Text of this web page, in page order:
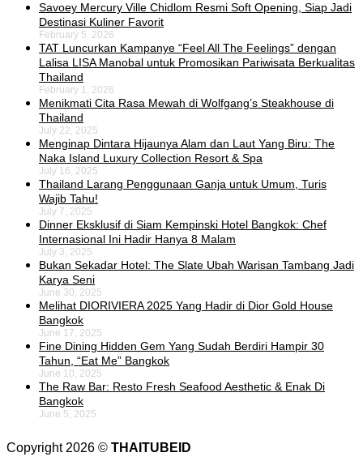
Savoey Mercury Ville Chidlom Resmi Soft Opening, Siap Jadi
Destinasi Kuliner Favorit
February 5, 2026
TAT Luncurkan Kampanye “Feel All The Feelings” dengan
Lalisa LISA Manobal untuk Promosikan Pariwisata Berkualitas
Thailand
February 1, 2026
Menikmati Cita Rasa Mewah di Wolfgang’s Steakhouse di
Thailand
July 22, 2025
Menginap Dintara Hijaunya Alam dan Laut Yang Biru: The
Naka Island Luxury Collection Resort & Spa
July 16, 2025
Thailand Larang Penggunaan Ganja untuk Umum, Turis
Wajib Tahu!
July 7, 2025
Dinner Eksklusif di Siam Kempinski Hotel Bangkok: Chef
Internasional Ini Hadir Hanya 8 Malam
July 3, 2025
Bukan Sekadar Hotel: The Slate Ubah Warisan Tambang Jadi
Karya Seni
June 30, 2025
Melihat DIORIVIERA 2025 Yang Hadir di Dior Gold House
Bangkok
June 17, 2025
Fine Dining Hidden Gem Yang Sudah Berdiri Hampir 30
Tahun, “Eat Me” Bangkok
June 10, 2025
The Raw Bar: Resto Fresh Seafood Aesthetic & Enak Di
Bangkok
June 5, 2025
Copyright 2026 © THAITUBEID